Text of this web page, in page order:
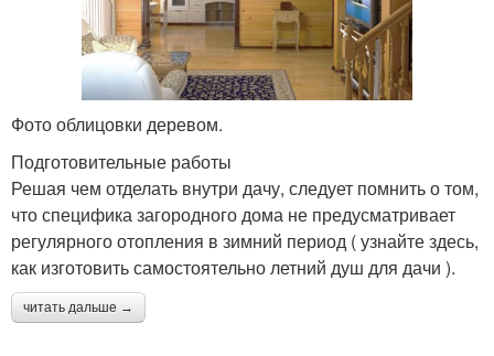
Фото облицовки деревом.
Подготовительные работы
Решая чем отделать внутри дачу, следует помнить о том,
что специфика загородного дома не предусматривает
регулярного отопления в зимний период ( узнайте здесь,
как изготовить самостоятельно летний душ для дачи ).
читать дальше →